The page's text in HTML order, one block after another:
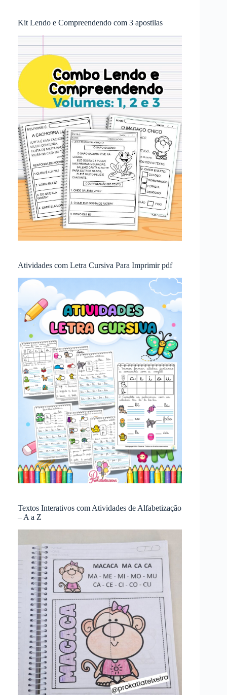
Kit Lendo e Compreendendo com 3 apostilas
Atividades com Letra Cursiva Para Imprimir pdf
Textos Interativos com Atividades de Alfabetização
– A a Z